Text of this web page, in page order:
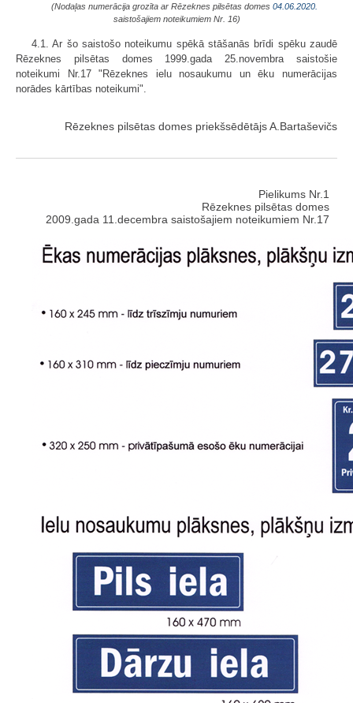
(Nodaļas numerācija grozīta ar Rēzeknes pilsētas domes 04.06.2020.
saistošajiem noteikumiem Nr. 16)
4.1. Ar šo saistošo noteikumu spēkā stāšanās brīdi spēku zaudē
Rēzeknes pilsētas domes 1999.gada 25.novembra saistošie
noteikumi Nr.17 "Rēzeknes ielu nosaukumu un ēku numerācijas
norādes kārtības noteikumi".
Rēzeknes pilsētas domes priekšsēdētājs A.Bartaševičs
Pielikums Nr.1
Rēzeknes pilsētas domes
2009.gada 11.decembra saistošajiem noteikumiem Nr.17